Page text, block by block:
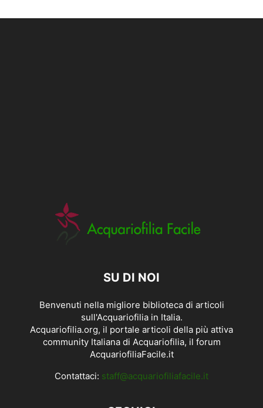
SU DI NOI
Benvenuti nella migliore biblioteca di articoli
sull'Acquariofilia in Italia.
Acquariofilia.org, il portale articoli della più attiva
community Italiana di Acquariofilia, il forum
AcquariofiliaFacile.it
Contattaci: staff@acquariofiliafacile.it